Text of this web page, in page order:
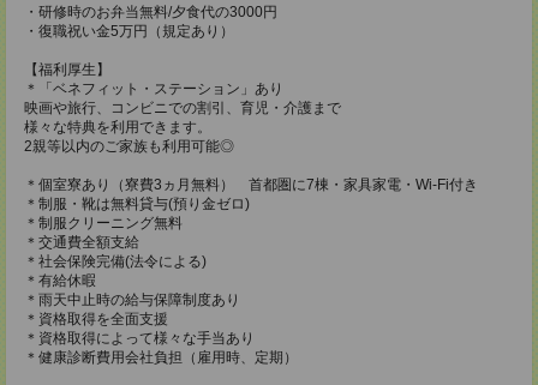
・研修時のお弁当無料/夕食代の3000円
・復職祝い金5万円（規定あり）
【福利厚生】
＊「ベネフィット・ステーション」あり
映画や旅行、コンビニでの割引、育児・介護まで
様々な特典を利用できます。
2親等以内のご家族も利用可能◎
＊個室寮あり（寮費3ヵ月無料） 首都圏に7棟・家具家電・Wi-Fi付き
＊制服・靴は無料貸与(預り金ゼロ)
＊制服クリーニング無料
＊交通費全額支給
＊社会保険完備(法令による)
＊有給休暇
＊雨天中止時の給与保障制度あり
＊資格取得を全面支援
＊資格取得によって様々な手当あり
＊健康診断費用会社負担（雇用時、定期）